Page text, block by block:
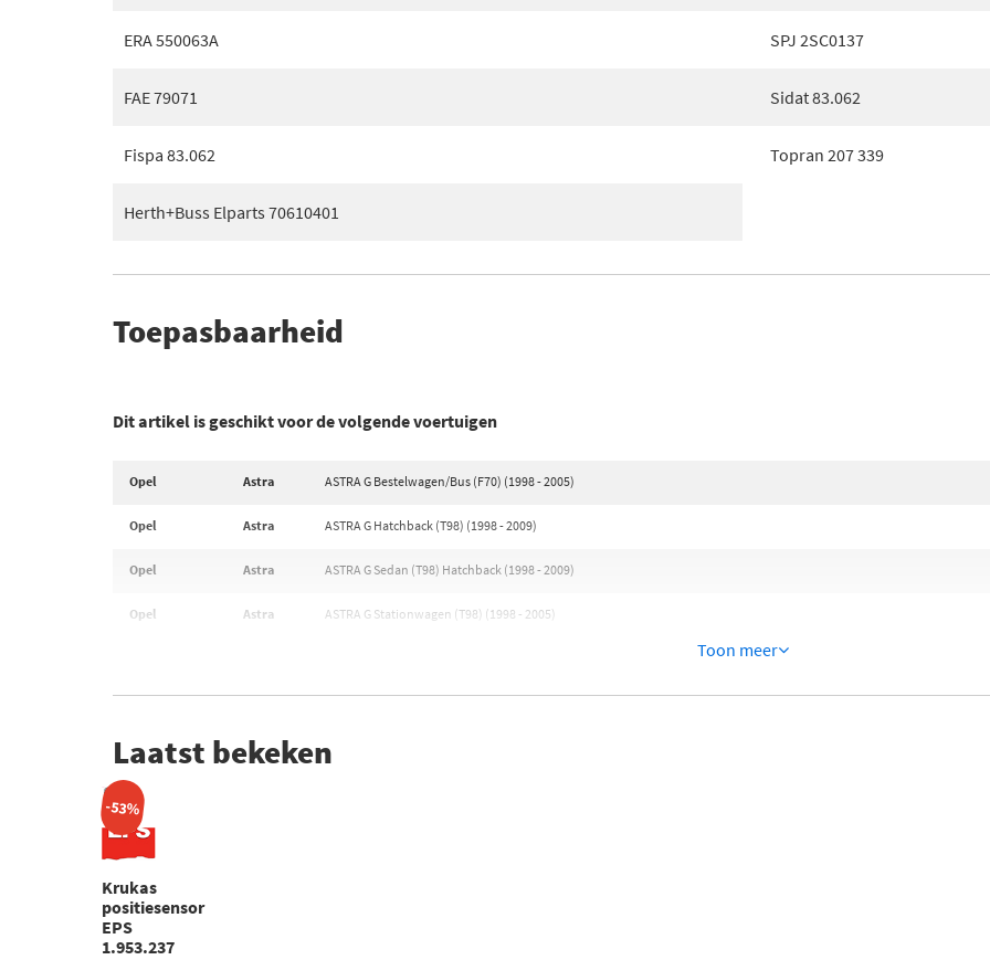
ERA 550063A
FAE 79071
Fispa 83.062
Herth+Buss Elparts 70610401
SPJ 2SC0137
Sidat 83.062
Topran 207 339
Toepasbaarheid
Dit artikel is geschikt voor de volgende voertuigen
Opel Astra ASTRA G Bestelwagen/Bus (F70) (1998 - 2005)
Opel Astra ASTRA G Hatchback (T98) (1998 - 2009)
Opel Astra ASTRA G Sedan (T98) Hatchback (1998 - 2009)
Opel Astra ASTRA G Stationwagen (T98) (1998 - 2005)
Toon meer
Laatst bekeken
-53%
Krukas
positiesensor
EPS
1.953.237